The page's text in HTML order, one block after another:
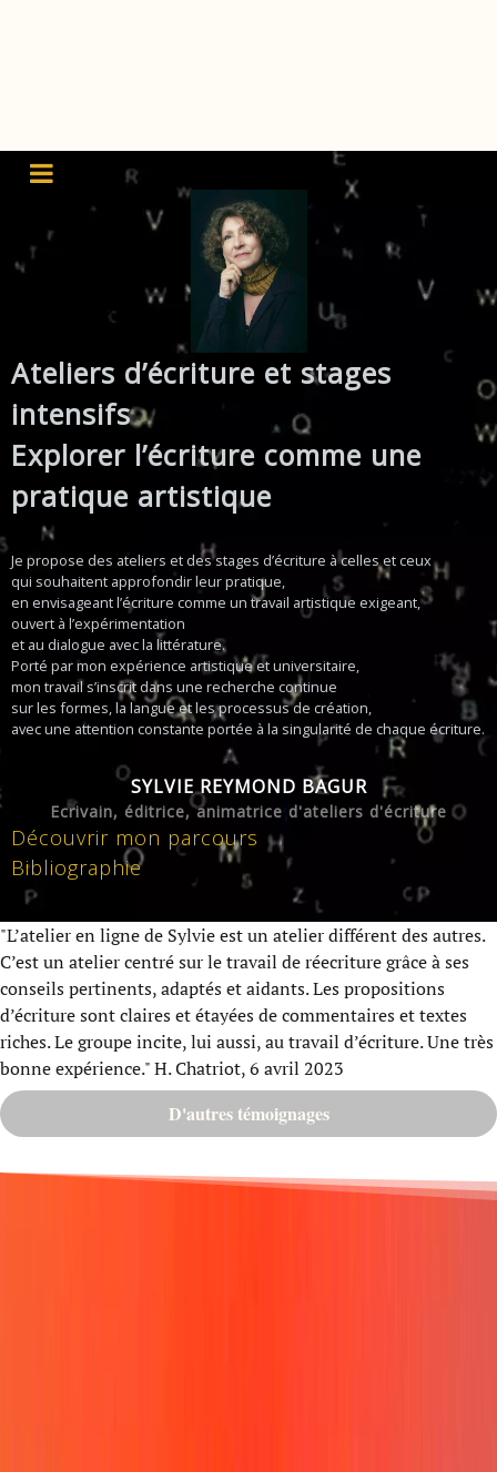
Ateliers d’écriture et stages
intensifs
Explorer l’écriture comme une
pratique artistique
Je propose des ateliers et des stages d’écriture à celles et ceux
qui souhaitent approfondir leur pratique,
en envisageant l’écriture comme un travail artistique exigeant,
ouvert à l’expérimentation
et au dialogue avec la littérature.
Porté par mon expérience artistique et universitaire,
mon travail s’inscrit dans une recherche continue
sur les formes, la langue et les processus de création,
avec une attention constante portée à la singularité de chaque écriture.
SYLVIE REYMOND BAGUR
Ecrivain, éditrice, animatrice d'ateliers d'écriture
Découvrir mon parcours
Bibliographie
"L’atelier en ligne de Sylvie est un atelier différent des autres.
C’est un atelier centré sur le travail de réecriture grâce à ses
conseils pertinents, adaptés et aidants. Les propositions
d’écriture sont claires et étayées de commentaires et textes
riches. Le groupe incite, lui aussi, au travail d’écriture. Une très
bonne expérience." H. Chatriot, 6 avril 2023
D'autres témoignages